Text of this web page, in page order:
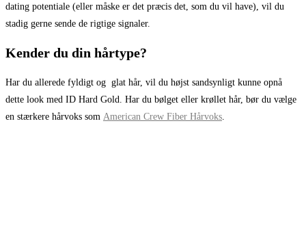
dating potentiale (eller måske er det præcis det, som du vil have), vil du
stadig gerne sende de rigtige signaler.
Kender du din hårtype?
Har du allerede fyldigt og glat hår, vil du højst sandsynligt kunne opnå
dette look med ID Hard Gold. Har du bølget eller krøllet hår, bør du vælge
en stærkere hårvoks som American Crew Fiber Hårvoks